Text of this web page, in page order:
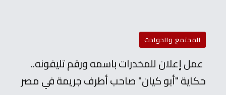
المجتمع والحوادث
عمل إعلان للمخدرات باسمه ورقم تليفونه..
حكاية "أبو كيان" صاحب أطرف جريمة في مصر